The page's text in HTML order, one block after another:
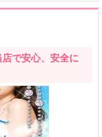
円 ②42歳/既婚
/65㎏ 出勤:10:00～1
給料:41,000円
で安心、安全に